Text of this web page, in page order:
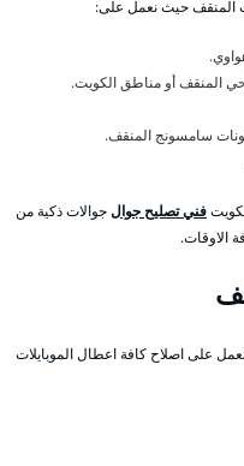
المنقف حيث نعمل على:
سامسونج المنقف.
فني تصليح جوالجوالات ذكية من
الاوقات.
على اصلاح كافة اعطال الموبايلات